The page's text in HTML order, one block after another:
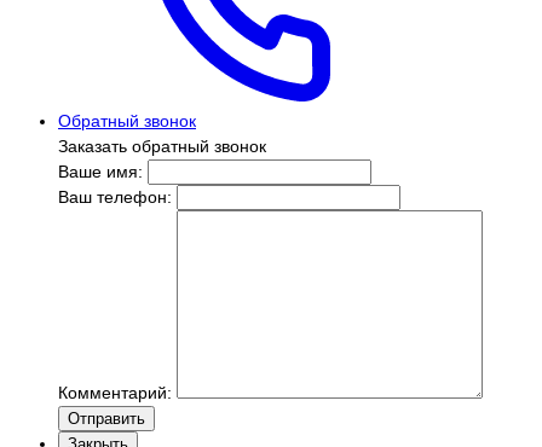
Обратный звонок
Заказать обратный звонок
Ваше имя:
Ваш телефон:
Комментарий:
Отправить